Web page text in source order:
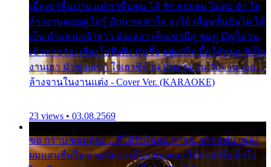
เมื่อเขาชื่นบาน แต่เราขื่นขม โอ้ รัก ลอยลม ไม่สม ดัง ใจ
ล้างจานคอยคู่ ไม่รู้ อีกนานเท่าใด จะได้ เลื่อนขั้นบันได ได้
เป็น ตำแหน่งเจ้าสาว มันเหงา เห็นเขามีคู่ ซมดู มีคู่ก็ม่วน
เข้าพาขวัญ เสียงโห่ตึงตึง มันซึ้ง อยู่แก่ใจ มื้อใด๋หนอ สิเป็น
งานเฮา มัวซอยเขา ใจเฮาซิด้าน มันทรมาน จับจาน เอย…
ล้างจานในงานแต่ง - Cover Ver. (KARAOKE)
23 views • 03.08.2569
ขอ กราบ ขอบคุณ.... ที่ได้รับไออุ่น การุณ จากแฟน เพลง
ผมแสนชื่นใจ หายวังเวง เมื่อแฟนเพลง ให้กำลังใจ น้ำใจ